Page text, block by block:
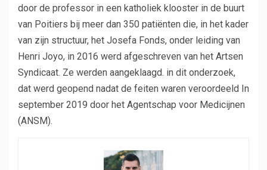
door de professor in een katholiek klooster in de buurt
van Poitiers bij meer dan 350 patiënten die, in het kader
van zijn structuur, het Josefa Fonds, onder leiding van
Henri Joyo, in 2016 werd afgeschreven van het Artsen
Syndicaat. Ze werden aangeklaagd. in dit onderzoek,
dat werd geopend nadat de feiten waren veroordeeld In
september 2019 door het Agentschap voor Medicijnen
(ANSM).